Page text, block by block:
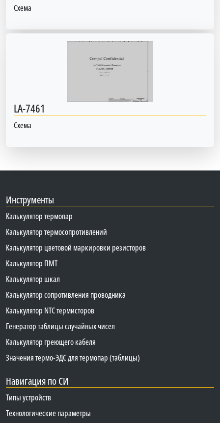
Схема
LA-7461
Схема
Инструменты
Калькулятор термопар
Калькулятор термосопротивлений
Калькулятор цветовой маркировки резисторов
Калькулятор ПМТ
Калькулятор шкал
Калькулятор сопротивления проводника
Калькулятор NTC термисторов
Генератор таблицы случайных чисел
Калькулятор греющего кабеля
Значения термо-ЭДС для термопар (таблицы)
Навигация по СИ
Типы устройств
Технологические параметры